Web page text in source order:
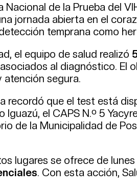
Nacional de la Prueba del
jornada abierta en el
temprana como
el equipo de salud realizó
al diagnóstico. El
segura.
recordó que el test está
Iguazú, el CAPS N.º 5
de la Municipalidad de
lugares se ofrece de
. Con esta acción,